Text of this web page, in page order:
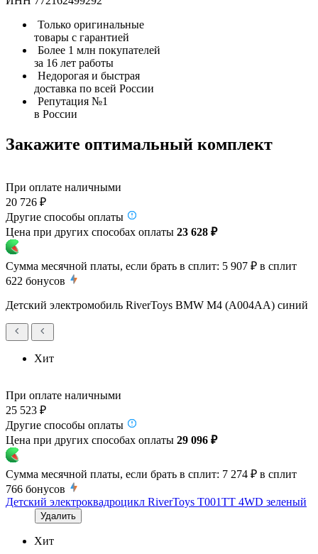
Только оригинальные
товары с гарантией
Более 1 млн покупателей
за 16 лет работы
Недорогая и быстрая
доставка по всей России
Репутация №1
в России
Закажите оптимальный комплект
При оплате наличными
20 726 ₽
Другие способы оплаты
Цена при других способах оплаты 23 628 ₽
Сумма месячной платы, если брать в сплит: 5 907 ₽ в сплит
622 бонусов
Детский электромобиль RiverToys BMW M4 (A004AA) синий
Хит
При оплате наличными
25 523 ₽
Другие способы оплаты
Цена при других способах оплаты 29 096 ₽
Сумма месячной платы, если брать в сплит: 7 274 ₽ в сплит
766 бонусов
Детский электроквадроцикл RiverToys T001TT 4WD зеленый
Удалить
Хит